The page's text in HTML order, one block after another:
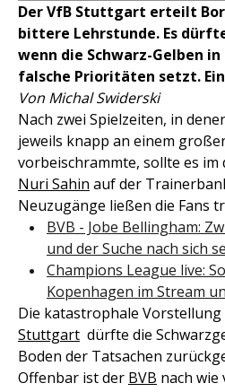
Der VfB Stuttgart erteilt
bittere Lehrstunde. Es
wenn die Schwarz-Gelben
falsche Prioritäten setzt.
Von Michal Swiderski
Nach zwei Spielzeiten, in
jeweils knapp an einem
vorbeischrammte, sollte es
Nuri Sahin auf der
Neuzugänge ließen die Fans
BVB - Jobe Bellingham:
und der Suche nach sich
Champions League live:
Kopenhagen im Stream
Die katastrophale Vorstellung
Stuttgart dürfte die
Boden der Tatsachen
Offenbar ist der BVB nach